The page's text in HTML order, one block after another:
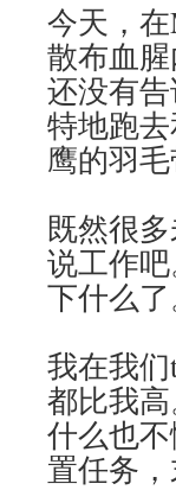
今天，
散布血
还没有
特地跑
鹰的羽
既然很
说工作
下什么了
我在我
都比我
什么也
置任务